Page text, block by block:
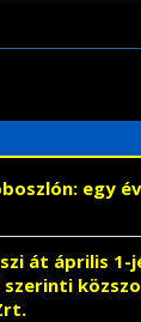
egy
át április 1-